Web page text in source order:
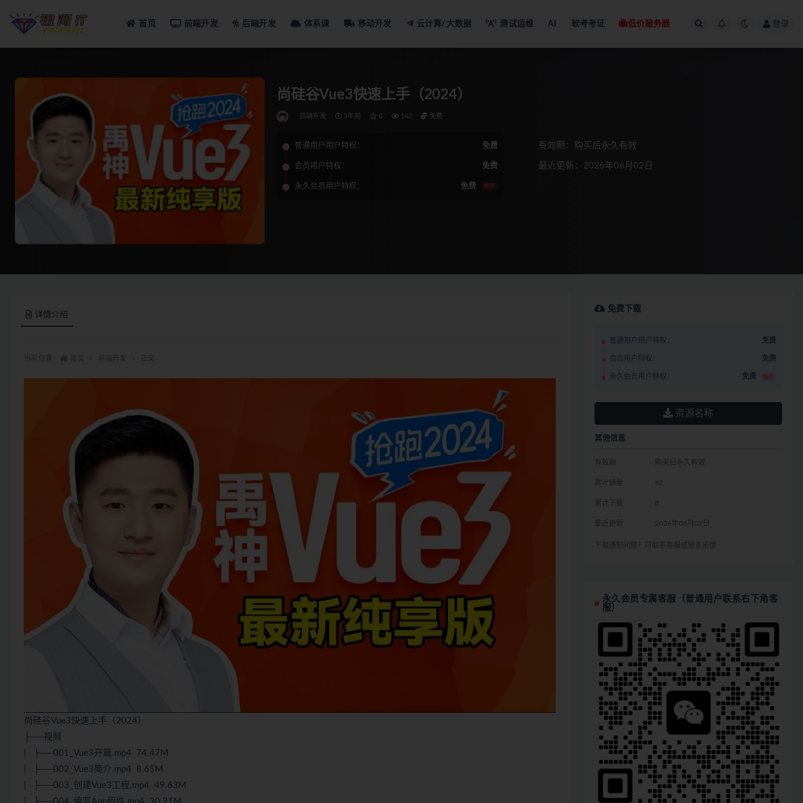
首页 前端开发 后端开发 体系课 移动开发 云计算/大数据 测试运维 AI 软考考证 低价服务器 登录
尚硅谷Vue3快速上手（2024）
前端开发 3年前 0 142 免费
普通用户用户特权： 免费
会员用户特权： 免费
永久会员用户特权： 免费 推荐
有效期：购买后永久有效
最近更新：2026年06月02日
详情介绍
尚硅谷Vue3快速上手（2024）
├──视频
| ├──001_Vue3开篇.mp4 74.47M
| ├──002_Vue3简介.mp4 8.65M
| ├──003_创建Vue3工程.mp4 49.63M
免费下载
普通用户用户特权： 免费
会员用户特权： 免费
永久会员用户特权： 免费 推荐
资源名称
其他信息
有效期 购买后永久有效
累计销量 62
累计下载 8
最近更新 2026年06月02日
下载遇到问题？可联系客服或留言反馈
永久会员专属客服（普通用户联系右下角客
服）